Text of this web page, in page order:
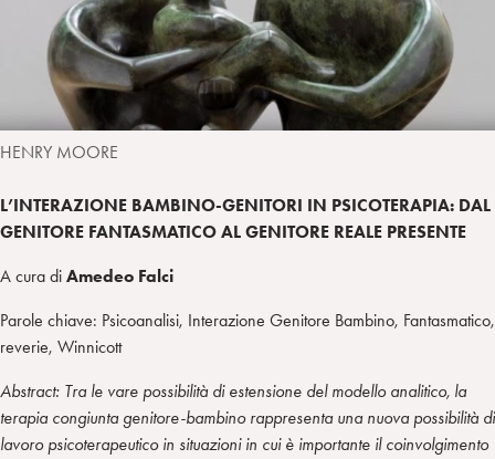
n e
r
m
HENRY MOORE
L’INTERAZIONE BAMBINO-GENITORI IN PSICOTERAPIA: DAL
GENITORE FANTASMATICO AL GENITORE REALE PRESENTE
A cura di Amedeo Falci
Parole chiave: Psicoanalisi, Interazione Genitore Bambino, Fantasmatico,
reverie, Winnicott
Abstract: Tra le vare possibilità di estensione del modello analitico, la
terapia congiunta genitore-bambino rappresenta una nuova possibilità di
lavoro psicoterapeutico in situazioni in cui è importante il coinvolgimento